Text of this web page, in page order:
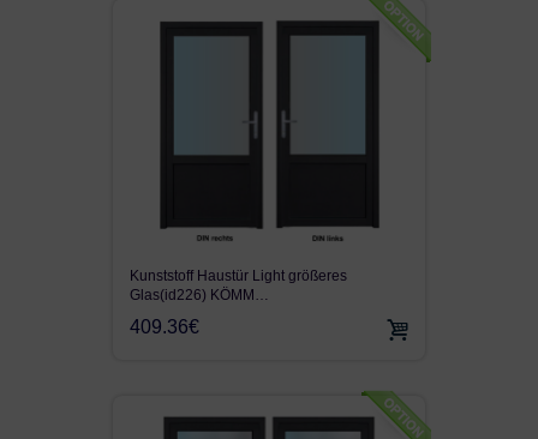
Kunststoff Haustür Light größeres
Glas(id226) KÖMM…
409.36€